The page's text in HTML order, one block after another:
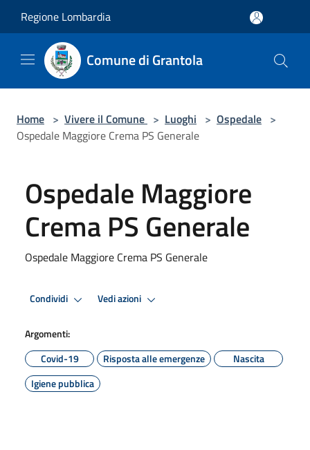
Regione Lombardia
Comune di Grantola
Home > Vivere il Comune > Luoghi > Ospedale >
Ospedale Maggiore Crema PS Generale
Ospedale Maggiore
Crema PS Generale
Ospedale Maggiore Crema PS Generale
Condividi Vedi azioni
Argomenti:
Covid-19
Risposta alle emergenze
Nascita
Igiene pubblica